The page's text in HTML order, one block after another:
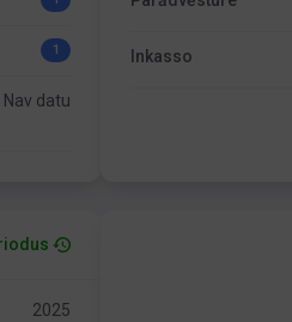
1
Nav datu
Inkasso
2025